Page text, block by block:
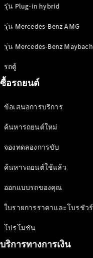
Coupé
ออกแบบ
รถยนต์
Mercedes-
Benz Online
คาบริโอเลต/โรดสเตอร์
All
Cabriolets /
Roadsters
รุ่น Plug-in hybrid
รุ่น Mercedes-Benz AMG
รุ่น Mercedes-Benz Maybach
รถตู้
ซื้อรถยนต์
ข้อเสนอการบริการ
ค้นหารถยนต์ใหม่
จองทดลองการขับ
ค้นหารถยนต์ใช้แล้ว
ออกแบบรถของคุณ
ใบรายการราคาและโบรชัวร์
โปรโมชัน
บริการทางการเงิน